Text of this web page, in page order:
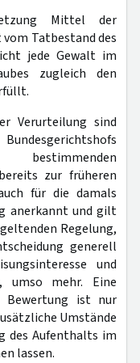
Mittel der
Tatbestand des
jede Gewalt im
zugleich den
Verurteilung sind
zur früheren
für die damals
anerkannt und gilt
Regelung,
generell
und
umso mehr. Eine
Bewertung ist nur
Umstände
des Aufenthalts im
lassen.